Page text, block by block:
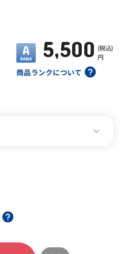
商品ランクについて
5,500 (税込)
円